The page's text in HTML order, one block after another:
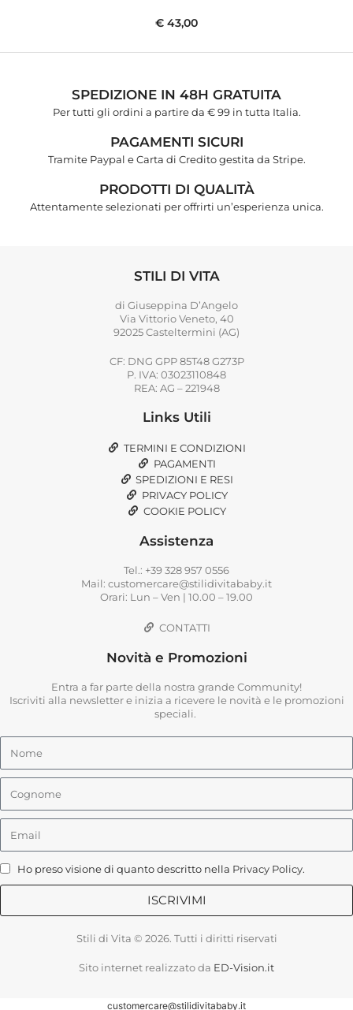
€ 43,00
SPEDIZIONE IN 48H GRATUITA
Per tutti gli ordini a partire da € 99 in tutta Italia.
PAGAMENTI SICURI
Tramite Paypal e Carta di Credito gestita da Stripe.
PRODOTTI DI QUALITÀ
Attentamente selezionati per offrirti un’esperienza unica.
STILI DI VITA
di Giuseppina D’Angelo
Via Vittorio Veneto, 40
92025 Casteltermini (AG)
CF: DNG GPP 85T48 G273P
P. IVA: 03023110848
REA: AG – 221948
Links Utili
TERMINI E CONDIZIONI
PAGAMENTI
SPEDIZIONI E RESI
PRIVACY POLICY
COOKIE POLICY
Assistenza
Tel.: +39 328 957 0556
Mail: customercare@stilidivitababy.it
Orari: Lun – Ven | 10.00 – 19.00
CONTATTI
Novità e Promozioni
Entra a far parte della nostra grande Community!
Iscriviti alla newsletter e inizia a ricevere le novità e le promozioni
speciali.
Ho preso visione di quanto descritto nella Privacy Policy.
ISCRIVIMI
Stili di Vita © 2026. Tutti i diritti riservati
Sito internet realizzato da ED-Vision.it
customercare@stilidivitababy.it